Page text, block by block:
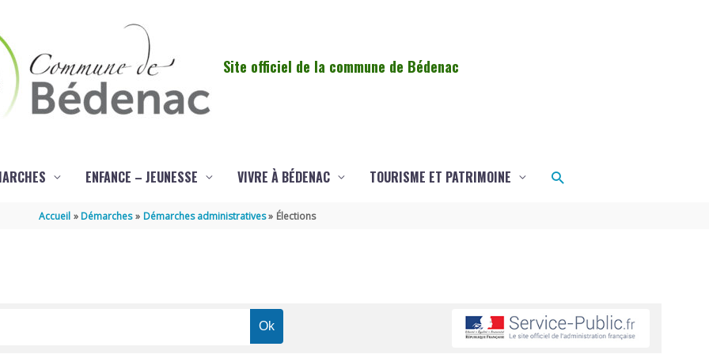
Site officiel de la commune de Bédenac
ENFANCE – JEUNESSE VIVRE À BÉDENAC TOURISME ET PATRIMOINE Rechercher
Accueil Démarches Démarches administratives Élections